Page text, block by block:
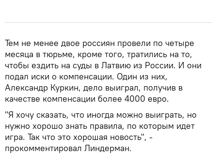
Тем не менее двое россиян провели по четыре
месяца в тюрьме, кроме того, тратились на то,
чтобы ездить на суды в Латвию из России. И они
подал иски о компенсации. Один из них,
Александр Куркин, дело выиграл, получив в
качестве компенсации более 4000 евро.
"Я хочу сказать, что иногда можно выиграть, но
нужно хорошо знать правила, по которым идет
игра. Так что это хорошая новость", -
прокомментировал Линдерман.